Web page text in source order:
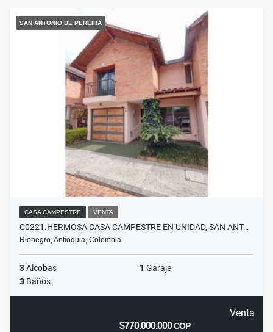
SAN ANTONIO DE PEREIRA
CASA CAMPESTRE VENTA
C0221.HERMOSA CASA CAMPESTRE EN UNIDAD, SAN ANT…
Rionegro, Antioquia, Colombia
3Alcobas 1 Garaje
3 Baños
Venta
$770.000.000COP